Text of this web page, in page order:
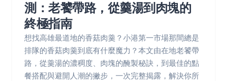
測：老饕帶路，從羹湯到肉塊的
終極指南
想找高雄最道地的香菇肉羹？小港第一市場那間總是
排隊的香菇肉羹到底有什麼魔力？本文由在地老饕帶
路，從羹湯的濃稠度、肉塊的醃製秘訣，到最佳的點
餐搭配與避開人潮的撇步，一次完整揭露，解決你所